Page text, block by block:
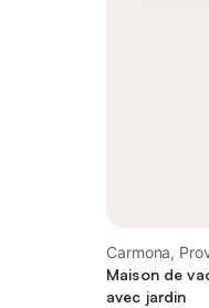
Carmona,
Maison de
avec jardin